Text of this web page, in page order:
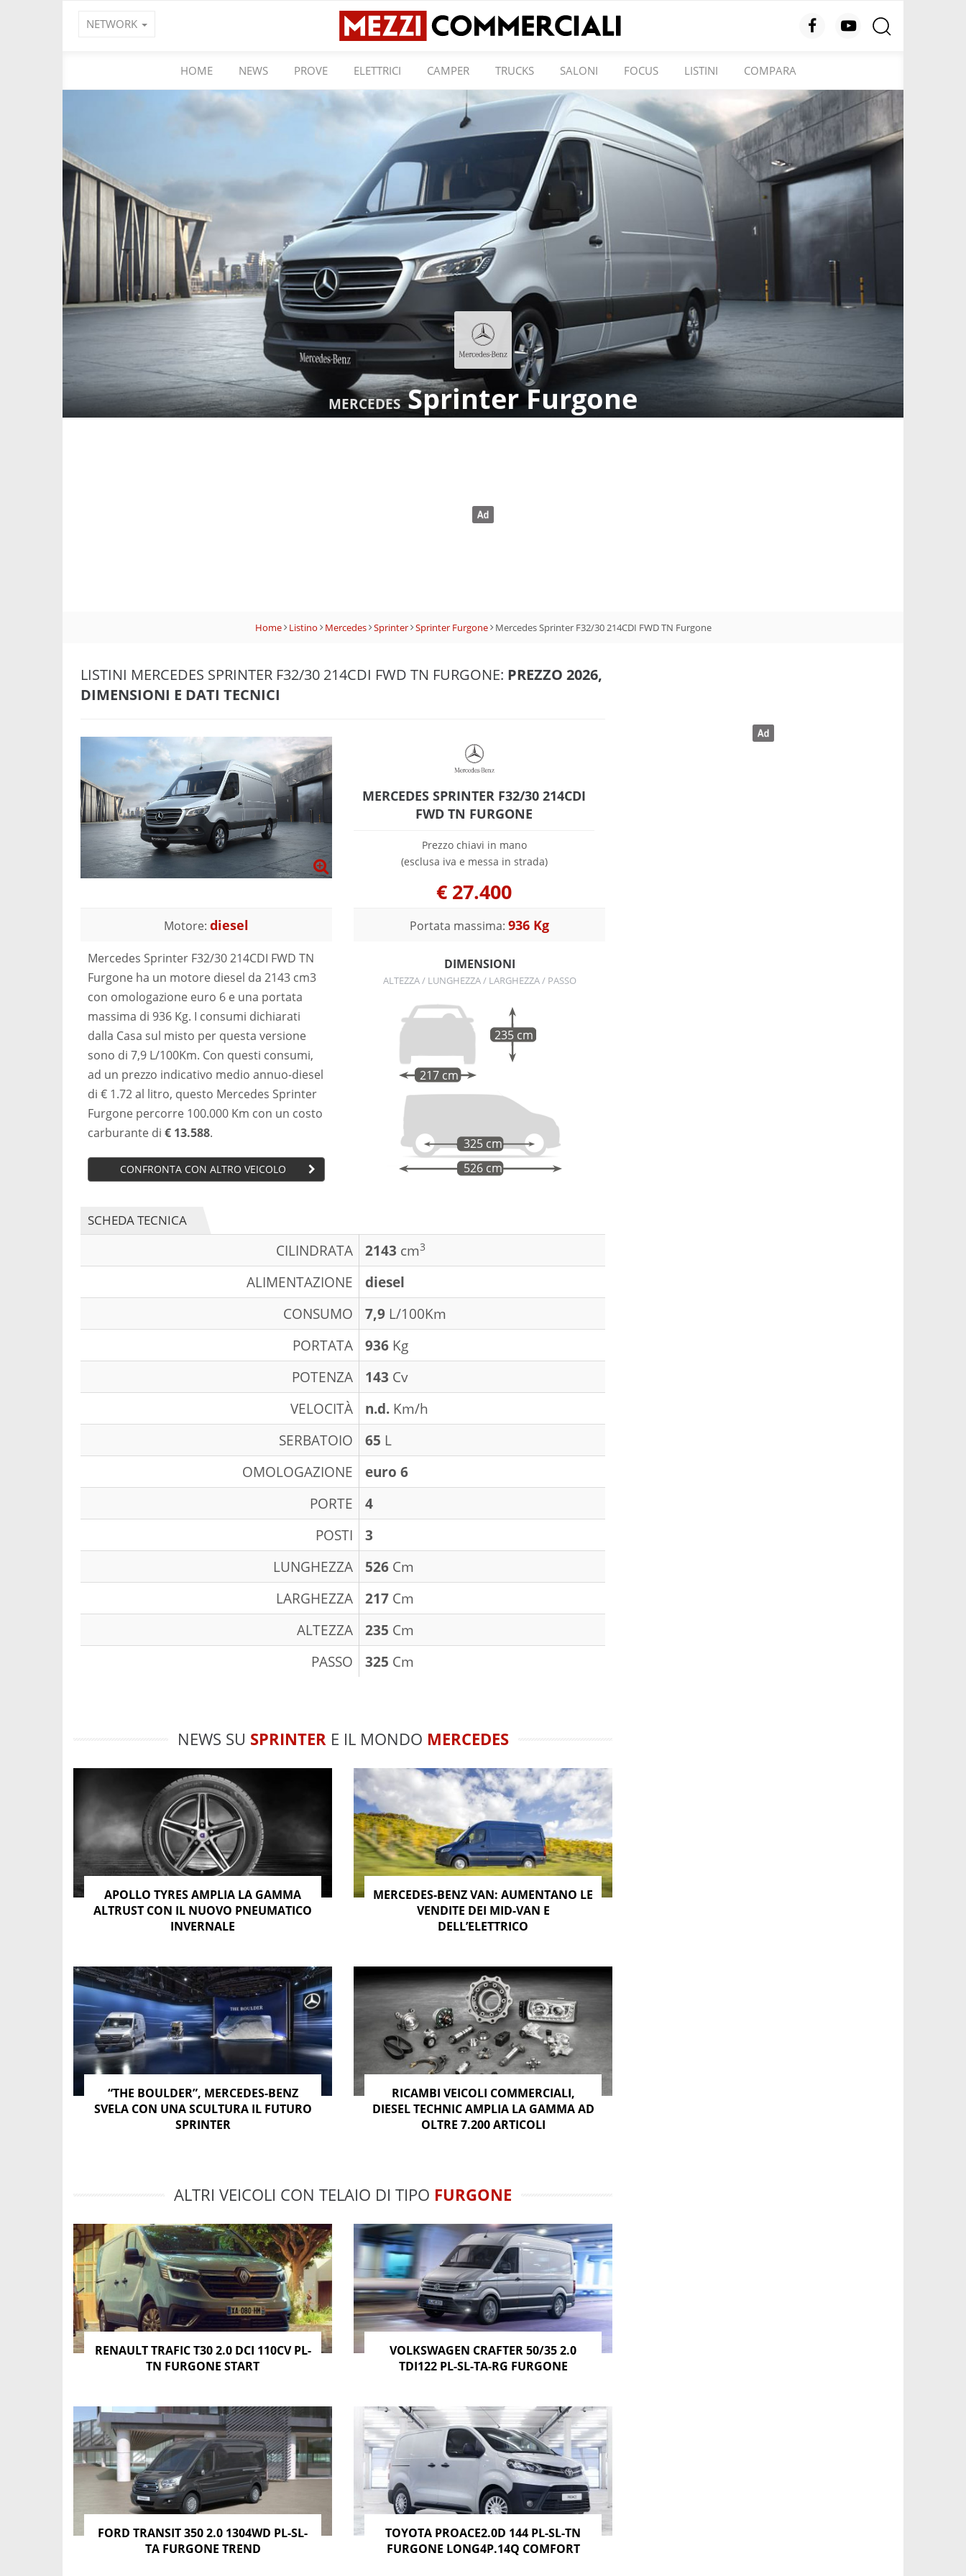
NETWORK
HOME NEWS PROVE ELETTRICI CAMPER TRUCKS SALONI FOCUS LISTINI COMPARA
MERCEDESSprinter Furgone
Home Listino Mercedes Sprinter Sprinter Furgone Mercedes Sprinter F32/30 214CDI FWD TN Furgone
LISTINI MERCEDES SPRINTER F32/30 214CDI FWD TN FURGONE: PREZZO 2026,
DIMENSIONI E DATI TECNICI
MERCEDES SPRINTER F32/30 214CDI
FWD TN FURGONE
Prezzo chiavi in mano
(esclusa iva e messa in strada)
€ 27.400
Motore: diesel
Mercedes Sprinter F32/30 214CDI FWD TN
Furgone ha un motore diesel da 2143 cm3
con omologazione euro 6 e una portata
massima di 936 Kg. I consumi dichiarati
dalla Casa sul misto per questa versione
sono di 7,9 L/100Km. Con questi consumi,
ad un prezzo indicativo medio annuo-diesel
di € 1.72 al litro, questo Mercedes Sprinter
Furgone percorre 100.000 Km con un costo
carburante di € 13.588.
CONFRONTA CON ALTRO VEICOLO
Portata massima: 936 Kg
DIMENSIONI
ALTEZZA / LUNGHEZZA / LARGHEZZA / PASSO
217 cm
235 cm
526 cm
325 cm
SCHEDA TECNICA
CILINDRATA 2143 cm3
ALIMENTAZIONE
diesel
CONSUMO
7,9 L/100Km
PORTATA
936 Kg
POTENZA
143 Cv
VELOCITÀ
n.d. Km/h
SERBATOIO
65 L
OMOLOGAZIONE
euro 6
PORTE
4
POSTI
3
LUNGHEZZA
526 Cm
LARGHEZZA
217 Cm
ALTEZZA
235 Cm
PASSO
325 Cm
NEWS SU SPRINTER E IL MONDO MERCEDES
APOLLO TYRES AMPLIA LA GAMMA
ALTRUST CON IL NUOVO PNEUMATICO
INVERNALE
MERCEDES-BENZ VAN: AUMENTANO LE
VENDITE DEI MID-VAN E
DELL’ELETTRICO
“THE BOULDER”, MERCEDES-BENZ
SVELA CON UNA SCULTURA IL FUTURO
SPRINTER
RICAMBI VEICOLI COMMERCIALI,
DIESEL TECHNIC AMPLIA LA GAMMA AD
OLTRE 7.200 ARTICOLI
ALTRI VEICOLI CON TELAIO DI TIPO FURGONE
RENAULT TRAFIC T30 2.0 DCI 110CV PL-
TN FURGONE START
VOLKSWAGEN CRAFTER 50/35 2.0
TDI122 PL-SL-TA-RG FURGONE
FORD TRANSIT 350 2.0 1304WD PL-SL-
TA FURGONE TREND
TOYOTA PROACE2.0D 144 PL-SL-TN
FURGONE LONG4P.14Q COMFORT